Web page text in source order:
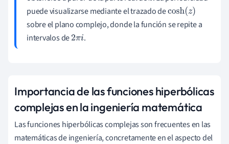
puede visualizarse mediante el trazado decosh(z)
sobre el plano complejo, donde la función se repite a
intervalos de2πi .
Importancia de las funciones hiperbólicas
complejas en la ingeniería matemática
Las funciones hiperbólicas complejas son frecuentes en las
matemáticas de ingeniería, concretamente en el aspecto del